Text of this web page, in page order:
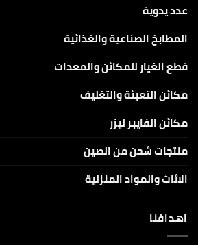
عدد يدوية
المطابخ الصناعية والغذائية
قطع الغيار للمكائن والمعدات
مكائن التعبئة والتغليف
مكائن الفايبر ليزر
منتجات شحن من الصين
الاثاث والمواد المنزلية
اهدافنا